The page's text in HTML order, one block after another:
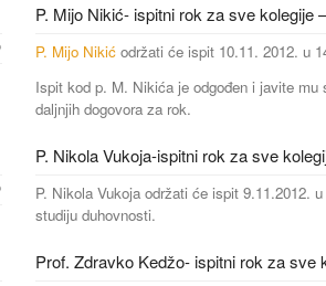
P. Mijo Nikić- ispitni rok za sve kolegije
P. Mijo Nikić održati će ispit 10.11. 2012. u
Ispit kod p. M. Nikića je odgođen i javite
daljnjih dogovora za rok.
P. Nikola Vukoja-ispitni rok za sve
P. Nikola Vukoja održati će ispit 9.11.2012.
studiju duhovnosti.
Prof. Zdravko Kedžo- ispitni rok za sve